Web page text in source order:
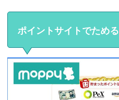
ポイントサイトでためる